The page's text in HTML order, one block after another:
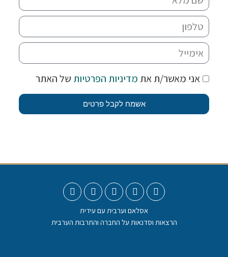
אני מאשר/ת את מדיניות הפרטיות של האתר
אשמח לקבל פרטים
אסלאם וערבית עם עידית
הרצאות וסדנאות על החברה והתרבות הערבית